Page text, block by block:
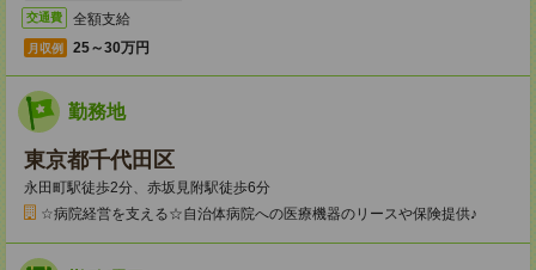
交通費 全額支給
月収例 25～30万円
勤務地
東京都千代田区
永田町駅徒歩2分、赤坂見附駅徒歩6分
☆病院経営を支える☆自治体病院への医療機器のリースや保険提供♪